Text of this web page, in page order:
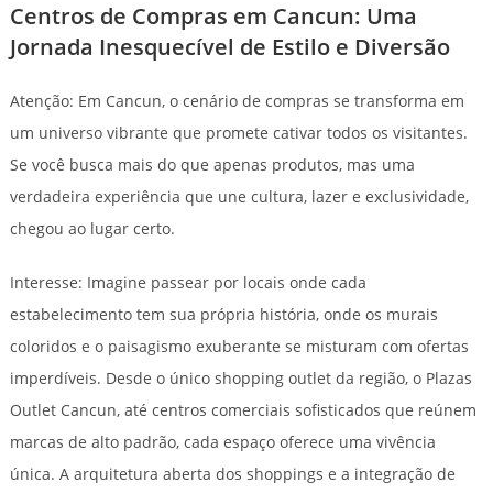
Centros de Compras em Cancun: Uma
Jornada Inesquecível de Estilo e Diversão
Atenção: Em Cancun, o cenário de compras se transforma em
um universo vibrante que promete cativar todos os visitantes.
Se você busca mais do que apenas produtos, mas uma
verdadeira experiência que une cultura, lazer e exclusividade,
chegou ao lugar certo.
Interesse: Imagine passear por locais onde cada
estabelecimento tem sua própria história, onde os murais
coloridos e o paisagismo exuberante se misturam com ofertas
imperdíveis. Desde o único shopping outlet da região, o Plazas
Outlet Cancun, até centros comerciais sofisticados que reúnem
marcas de alto padrão, cada espaço oferece uma vivência
única. A arquitetura aberta dos shoppings e a integração de